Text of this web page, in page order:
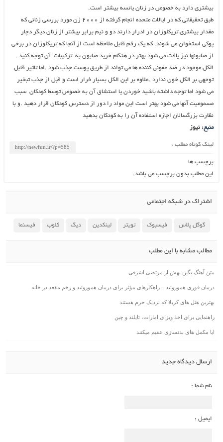
بیشتری دارد به خصوص در زنان یائسه بیشتر است.
طبق تحقیقاتی که در ایالات متحده انجام گرفته از ۲۰۰۰ زن مورد بررسی زنانی که
مقدار بیشتری تریکلوزان در ادرار دارند دو و نیم برابر بیشتر از زنان دیگر دچار
پوکی استخوان می شوند. که یک رقم قابل ملاحظه است از آنجا که تریکلوزان در برخی
از صابونها نیز یافت می شود بهتر در هنگام خرید صابون به ترکیبات آن توجه کنید .
الکل موجود در ضد عفونی کننده ها می تواند از طریق پوست جذب شود .اما تاثیر قابل
توجهی بر الکل خون ندارد .علاوه بر این الکل بسیار فرار است و قبل از جذب تبخیر
می شود اما توجه داشته باشید خوردن یا استشاق آن به خصوص توسط کودکان سبب
مسمومیت آنها می شود بهتر است این مواد را دور از دسترس کودکان قرار دهید .و با
نظارت بزرگسالان اجازه استفاده آن را به کودکان بدهید
منبع: نیوز
لینک کوتاه مطلب :
برچسب ها
این مطلب بدون برچسب می باشد.
اشتراک در شبکه اجتماعی
گوگل پلاس فیسبوک تویتر لینکدین دیگ کلوب فیسنما
مطالب مشابه با این مطلب
متن آهنگ بگین بهش از مرتضی اشرفی
درمان فوری هموروئید – راهکارهای مؤثر برای درمان هموروئید و زخم مقعد در خانه
بهترین هتل های کربلا که نزدیک حرم هستند
راهنمایی برای اخذ ویزای امارات، تایلند و چین
ایا مکمل های بدنسازی عقیم میکنند
ارسال دیدگاه جدید
نام شما :
ایمیل :